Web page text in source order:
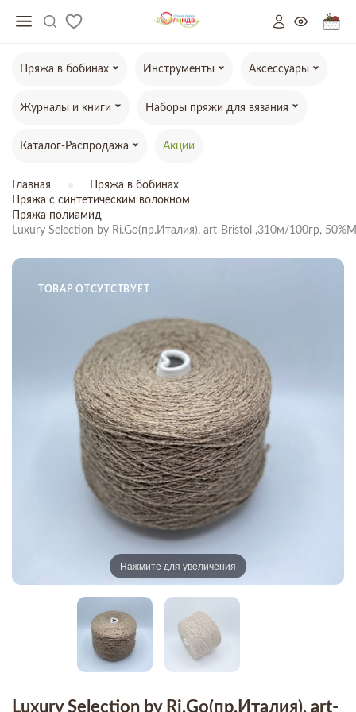
Пряжа в бобинах Инструменты Аксессуары
Журналы и книги Наборы пряжи для вязания
Каталог-Распродажа Акции
Главная
Пряжа в бобинах
Пряжа с синтетическим волокном
Пряжа полиамид
Luxury Selection by Ri.Go(пр.Италия), art-Bristol ,310м/100гр,
ТОВАР ОТСУТСТВУЕТ
Нажмите для увеличения
Luxury Selection by Ri.Go(пр.Италия), art-